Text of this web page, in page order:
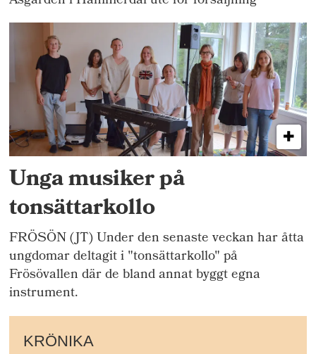
Unga musiker på
tonsättarkollo
FRÖSÖN (JT) Under den senaste veckan har åtta
ungdomar deltagit i "tonsättarkollo" på
Frösövallen där de bland annat byggt egna
instrument.
KRÖNIKA